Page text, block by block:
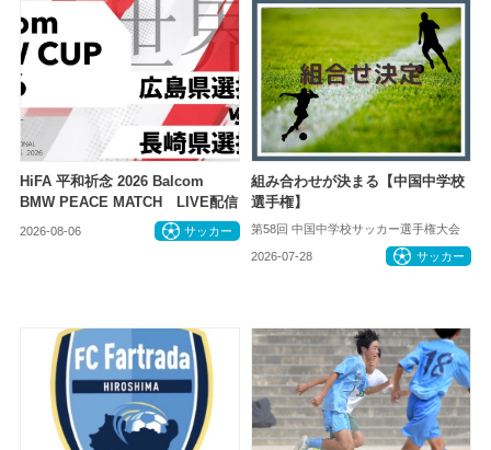
HiFA 平和祈念 2026 Balcom
BMW PEACE MATCH LIVE配信
2026-08-06 サッカー
組み合わせが決まる【中国中学校
選手権】
第58回 中国中学校サッカー選手権大会
2026-07-28 サッカー